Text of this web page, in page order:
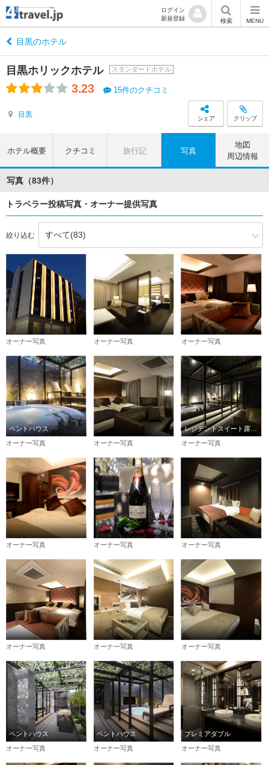
ログイン
新規登録
検索 MENU
目黒のホテル
目黒ホリックホテル スタンダードホテル
3.23 15件のクチコミ
目黒 シェア クリップ
ホテル概要 クチコミ 旅行記 写真
地図
周辺情報
写真（83件）
トラベラー投稿写真・オーナー提供写真
絞り込む
オーナー写真 オーナー写真 オーナー写真
ペントハウス
オーナー写真
オーナー写真
レジデントスイート露天風呂
オーナー写真
オーナー写真 オーナー写真 オーナー写真
オーナー写真 オーナー写真 オーナー写真
ペントハウス
オーナー写真
ペントハウス
オーナー写真
プレミアダブル
オーナー写真